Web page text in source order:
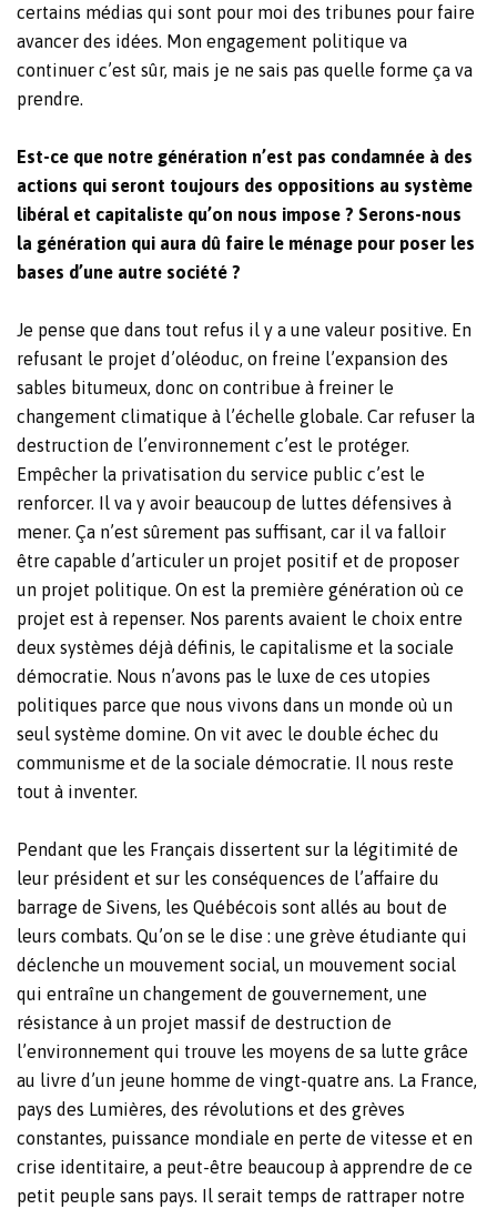
certains médias qui sont pour moi des tribunes pour faire
avancer des idées. Mon engagement politique va
continuer c’est sûr, mais je ne sais pas quelle forme ça va
prendre.
Est-ce que notre génération n’est pas condamnée à des
actions qui seront toujours des oppositions au système
libéral et capitaliste qu’on nous impose ? Serons-nous
la génération qui aura dû faire le ménage pour poser les
bases d’une autre société ?
Je pense que dans tout refus il y a une valeur positive. En
refusant le projet d’oléoduc, on freine l’expansion des
sables bitumeux, donc on contribue à freiner le
changement climatique à l’échelle globale. Car refuser la
destruction de l’environnement c’est le protéger.
Empêcher la privatisation du service public c’est le
renforcer. Il va y avoir beaucoup de luttes défensives à
mener. Ça n’est sûrement pas suffisant, car il va falloir
être capable d’articuler un projet positif et de proposer
un projet politique. On est la première génération où ce
projet est à repenser. Nos parents avaient le choix entre
deux systèmes déjà définis, le capitalisme et la sociale
démocratie. Nous n’avons pas le luxe de ces utopies
politiques parce que nous vivons dans un monde où un
seul système domine. On vit avec le double échec du
communisme et de la sociale démocratie. Il nous reste
tout à inventer.
Pendant que les Français dissertent sur la légitimité de
leur président et sur les conséquences de l’affaire du
barrage de Sivens, les Québécois sont allés au bout de
leurs combats. Qu’on se le dise : une grève étudiante qui
déclenche un mouvement social, un mouvement social
qui entraîne un changement de gouvernement, une
résistance à un projet massif de destruction de
l’environnement qui trouve les moyens de sa lutte grâce
au livre d’un jeune homme de vingt-quatre ans. La France,
pays des Lumières, des révolutions et des grèves
constantes, puissance mondiale en perte de vitesse et en
crise identitaire, a peut-être beaucoup à apprendre de ce
petit peuple sans pays. Il serait temps de rattraper notre